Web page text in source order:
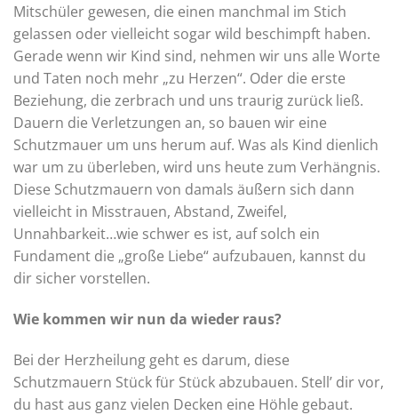
Mitschüler gewesen, die einen manchmal im Stich
gelassen oder vielleicht sogar wild beschimpft haben.
Gerade wenn wir Kind sind, nehmen wir uns alle Worte
und Taten noch mehr „zu Herzen“. Oder die erste
Beziehung, die zerbrach und uns traurig zurück ließ.
Dauern die Verletzungen an, so bauen wir eine
Schutzmauer um uns herum auf. Was als Kind dienlich
war um zu überleben, wird uns heute zum Verhängnis.
Diese Schutzmauern von damals äußern sich dann
vielleicht in Misstrauen, Abstand, Zweifel,
Unnahbarkeit…wie schwer es ist, auf solch ein
Fundament die „große Liebe“ aufzubauen, kannst du
dir sicher vorstellen.
Wie kommen wir nun da wieder raus?
Bei der Herzheilung geht es darum, diese
Schutzmauern Stück für Stück abzubauen. Stell’ dir vor,
du hast aus ganz vielen Decken eine Höhle gebaut.